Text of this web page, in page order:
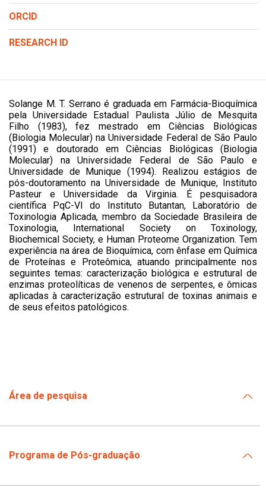
ORCID
RESEARCH ID
Solange M. T. Serrano é graduada em Farmácia-Bioquímica
pela Universidade Estadual Paulista Júlio de Mesquita
Filho (1983), fez mestrado em Ciências Biológicas
(Biologia Molecular) na Universidade Federal de São Paulo
(1991) e doutorado em Ciências Biológicas (Biologia
Molecular) na Universidade Federal de São Paulo e
Universidade de Munique (1994). Realizou estágios de
pós-doutoramento na Universidade de Munique, Instituto
Pasteur e Universidade da Virginia. É pesquisadora
científica PqC-VI do Instituto Butantan, Laboratório de
Toxinologia Aplicada, membro da Sociedade Brasileira de
Toxinologia, International Society on Toxinology,
Biochemical Society, e Human Proteome Organization. Tem
experiência na área de Bioquímica, com ênfase em Química
de Proteínas e Proteômica, atuando principalmente nos
seguintes temas: caracterização biológica e estrutural de
enzimas proteolíticas de venenos de serpentes, e ômicas
aplicadas à caracterização estrutural de toxinas animais e
de seus efeitos patológicos.
Área de pesquisa
Programa de Pós-graduação